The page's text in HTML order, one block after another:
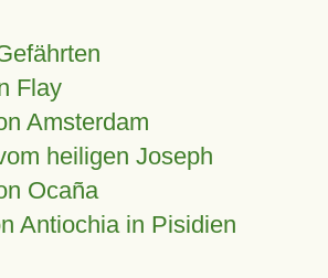
Flay
Amsterdam
heiligen Joseph
Ocaña
Antiochia in Pisidien